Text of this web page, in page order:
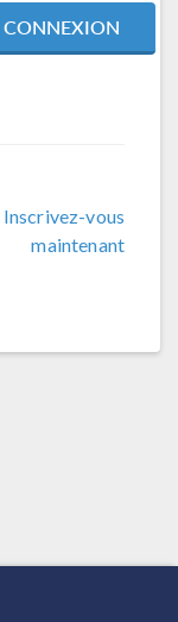
Inscrivez-vous
maintenant